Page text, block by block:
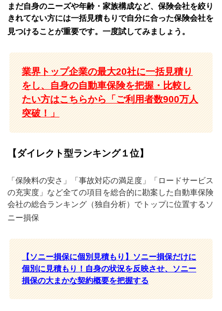
まだ自身のニーズや年齢・家族構成など、保険会社を絞り
きれてない方には一括見積もりで自分に合った保険会社を
見つけることが重要です。一度試してみましょう。
業界トップ企業の最大20社に一括見積り
をし、自身の自動車保険を把握・比較し
たい方はこちらから「ご利用者数900万人
突破！」
【ダイレクト型ランキング１位】
「保険料の安さ」「事故対応の満足度」「ロードサービス
の充実度」など全ての項目を総合的に勘案した自動車保険
会社の総合ランキング（独自分析）でトップに位置するソ
ニー損保
【ソニー損保に個別見積もり】ソニー損保だけに
個別に見積もり！自身の状況を反映させ、ソニー
損保の大まかな契約概要を把握する